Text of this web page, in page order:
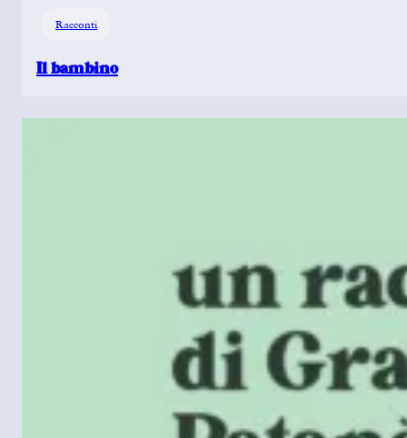
Racconti
Il bambino